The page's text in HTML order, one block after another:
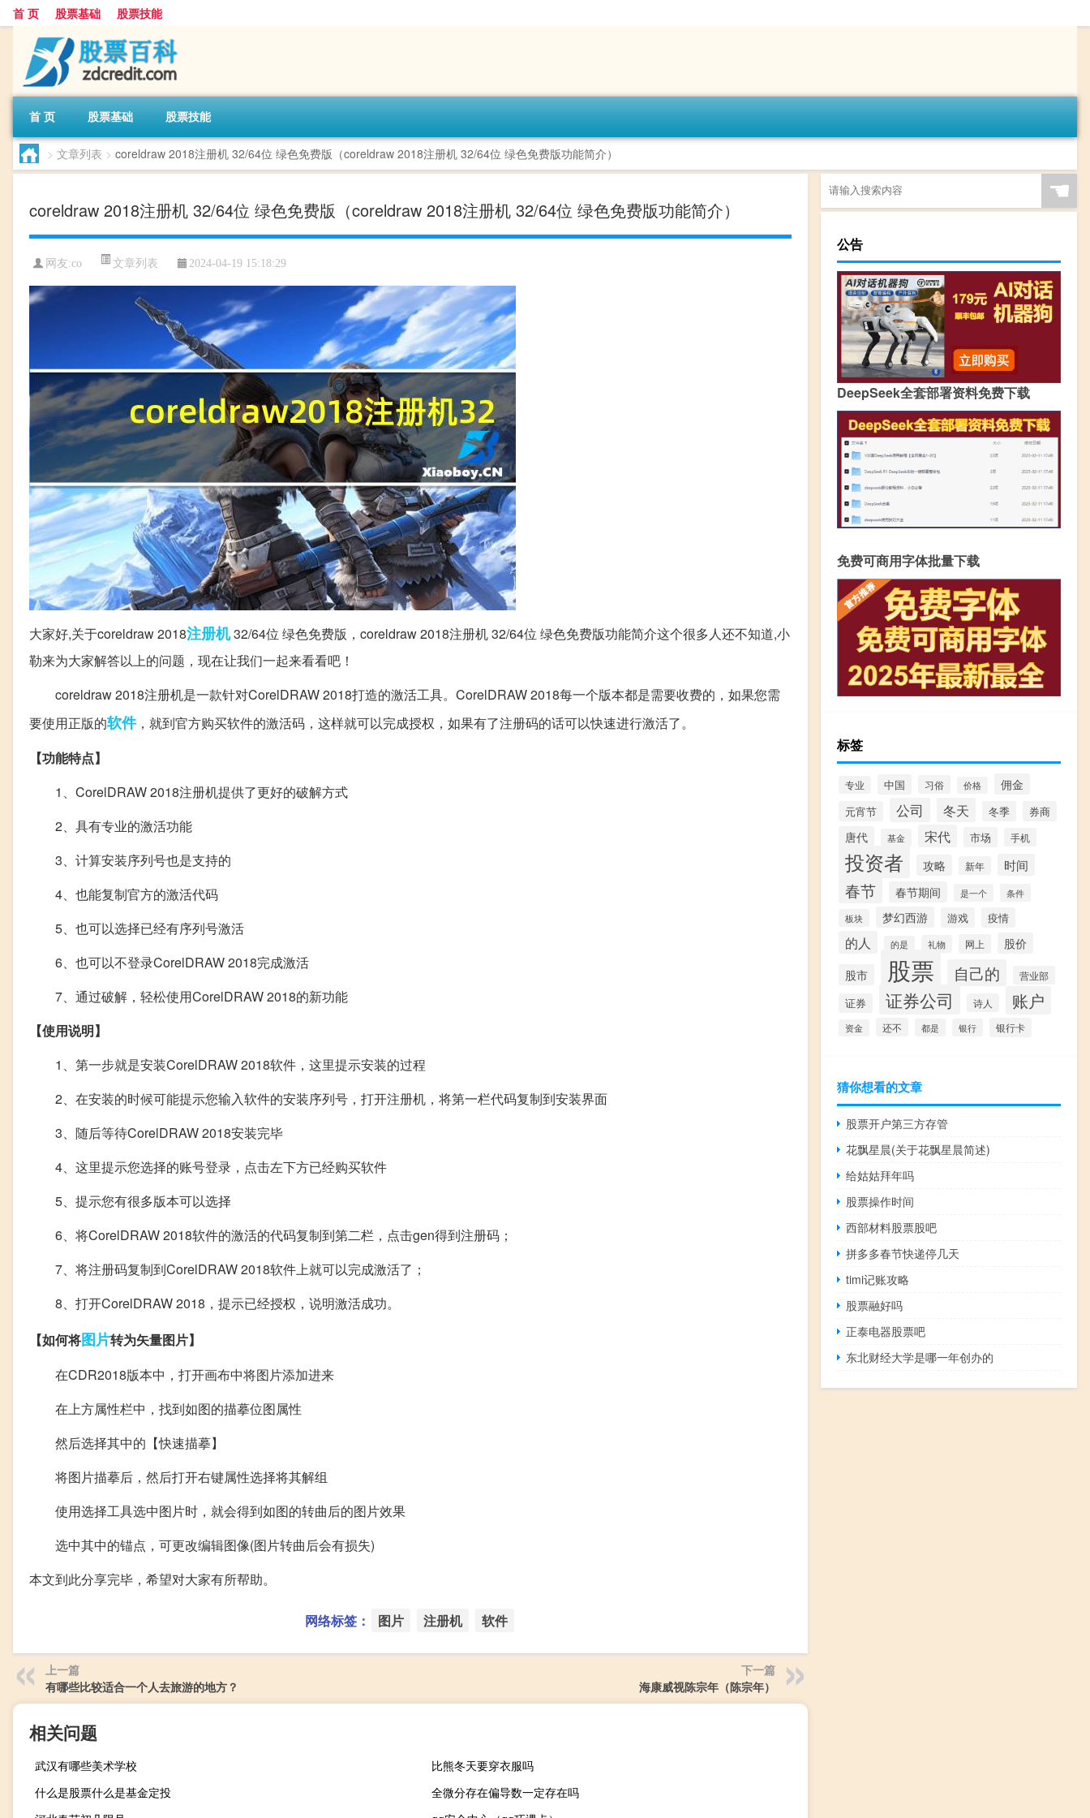
首 页 股票基础 股票技能
首 页 股票基础 股票技能
> 文章列表 > coreldraw 2018注册机 32/64位 绿色免费版（coreldraw 2018注册机 32/64位 绿色免费版功能简介）
coreldraw 2018注册机 32/64位 绿色免费版（coreldraw 2018注册机 32/64位 绿色免费版功能简介）
网友:co 文章列表 2024-04-19 15:18:29
大家好,关于coreldraw 2018注册机32/64位 绿色免费版，coreldraw 2018注册机 32/64位 绿色免费版功能简介这个很多人还不知道,小
勒来为大家解答以上的问题，现在让我们一起来看看吧！
coreldraw 2018注册机是一款针对CorelDRAW 2018打造的激活工具。CorelDRAW 2018每一个版本都是需要收费的，如果您需
要使用正版的软件，就到官方购买软件的激活码，这样就可以完成授权，如果有了注册码的话可以快速进行激活了。
【功能特点】
1、CorelDRAW 2018注册机提供了更好的破解方式
2、具有专业的激活功能
3、计算安装序列号也是支持的
4、也能复制官方的激活代码
5、也可以选择已经有序列号激活
6、也可以不登录CorelDRAW 2018完成激活
7、通过破解，轻松使用CorelDRAW 2018的新功能
【使用说明】
1、第一步就是安装CorelDRAW 2018软件，这里提示安装的过程
2、在安装的时候可能提示您输入软件的安装序列号，打开注册机，将第一栏代码复制到安装界面
3、随后等待CorelDRAW 2018安装完毕
4、这里提示您选择的账号登录，点击左下方已经购买软件
5、提示您有很多版本可以选择
6、将CorelDRAW 2018软件的激活的代码复制到第二栏，点击gen得到注册码；
7、将注册码复制到CorelDRAW 2018软件上就可以完成激活了；
8、打开CorelDRAW 2018，提示已经授权，说明激活成功。
【如何将图片转为矢量图片】
在CDR2018版本中，打开画布中将图片添加进来
在上方属性栏中，找到如图的描摹位图属性
然后选择其中的【快速描摹】
将图片描摹后，然后打开右键属性选择将其解组
使用选择工具选中图片时，就会得到如图的转曲后的图片效果
选中其中的锚点，可更改编辑图像(图片转曲后会有损失)
本文到此分享完毕，希望对大家有所帮助。
网络标签： 图片 注册机 软件
上一篇
有哪些比较适合一个人去旅游的地方？
下一篇
海康威视陈宗年（陈宗年）
相关问题
武汉有哪些美术学校
比熊冬天要穿衣服吗
什么是股票什么是基金定投
全微分存在偏导数一定存在吗
☚
公告
DeepSeek全套部署资料免费下载
免费可商用字体批量下载
标签
专业 中国 习俗 价格 佣金
元宵节 公司 冬天 冬季 券商
唐代 基金 宋代 市场 手机
投资者 攻略 新年 时间
春节 春节期间 是一个
条件
板块
梦幻西游 游戏 疫情
的人 的是 礼物 网上
股价
股市
股票 自己的 营业部
证券 证券公司 诗人 账户
资金 还不 都是 银行 银行卡
猜你想看的文章
股票开户第三方存管
花飘星晨(关于花飘星晨简述)
给姑姑拜年吗
股票操作时间
西部材料股票股吧
拼多多春节快递停几天
timi记账攻略
股票融好吗
正泰电器股票吧
东北财经大学是哪一年创办的